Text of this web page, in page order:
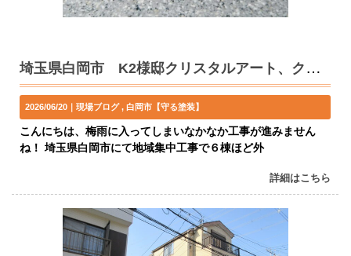
埼玉県白岡市 K2様邸クリスタルアート、クリスタルコート工法による外壁塗装
2026/06/20｜現場ブログ 白岡市【守る塗装】
こんにちは、梅雨に入ってしまいなかなか工事が進みません
ね！ 埼玉県白岡市にて地域集中工事で６棟ほど外
詳細はこちら